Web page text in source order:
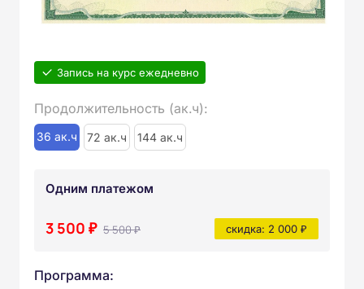
Запись на курс ежедневно
Продолжительность (ак.ч):
36 ак.ч 72 ак.ч 144 ак.ч
Одним платежом
3 500 ₽ 5 500 ₽ скидка: 2 000 ₽
Программа: